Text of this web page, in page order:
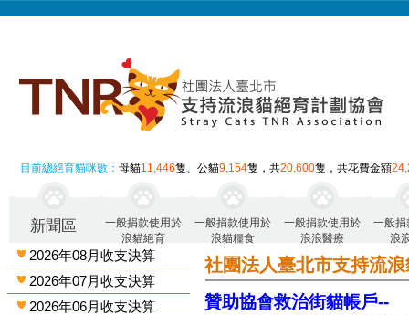
目前總絕育貓咪數：母貓11,446隻、公貓9,154隻，共20,600隻，共花費金額
新聞區
一般捐款使用於
浪貓絕育
一般捐款使用於
浪貓糧食
一般捐款使用於
浪浪醫療
一般捐
浪
2026年08月收支決算
2026年07月收支決算
2026年06月收支決算
社團法人臺北市支持流
贊助協會救治街貓帳戶--